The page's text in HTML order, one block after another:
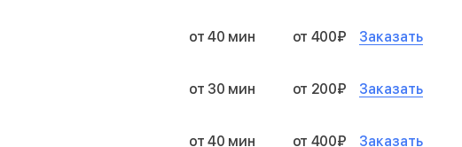
от 40 мин от 400₽ Заказать
от 30 мин от 200₽ Заказать
от 40 мин от 400₽ Заказать